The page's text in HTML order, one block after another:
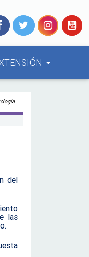
arrow_drop_down
del
las